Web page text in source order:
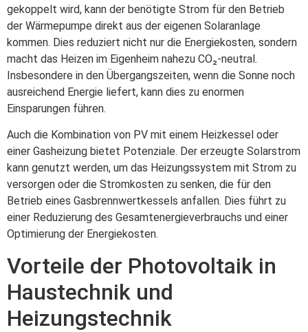
gekoppelt wird, kann der benötigte Strom für den Betrieb
der Wärmepumpe direkt aus der eigenen Solaranlage
kommen. Dies reduziert nicht nur die Energiekosten, sondern
macht das Heizen im Eigenheim nahezu CO₂-neutral.
Insbesondere in den Übergangszeiten, wenn die Sonne noch
ausreichend Energie liefert, kann dies zu enormen
Einsparungen führen.
Auch die Kombination von PV mit einem Heizkessel oder
einer Gasheizung bietet Potenziale. Der erzeugte Solarstrom
kann genutzt werden, um das Heizungssystem mit Strom zu
versorgen oder die Stromkosten zu senken, die für den
Betrieb eines Gasbrennwertkessels anfallen. Dies führt zu
einer Reduzierung des Gesamtenergieverbrauchs und einer
Optimierung der Energiekosten.
Vorteile der Photovoltaik in
Haustechnik und
Heizungstechnik